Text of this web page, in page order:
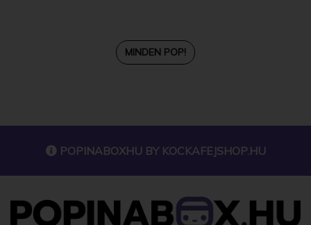
MINDEN POP!
POPINABOXHU BY KOCKAFEJSHOP.HU